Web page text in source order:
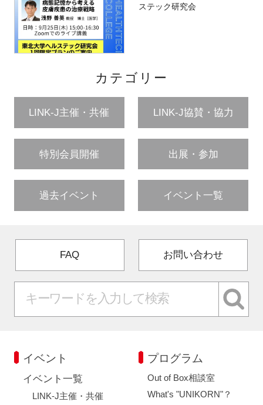
ステック研究会
カテゴリー
LINK-J主催・共催 LINK-J協賛・協力
特別会員開催 出展・参加
過去イベント イベント一覧
FAQ お問い合わせ
イベント
イベント一覧
LINK-J主催・共催
プログラム
Out of Box相談室
What's "UNIKORN"？